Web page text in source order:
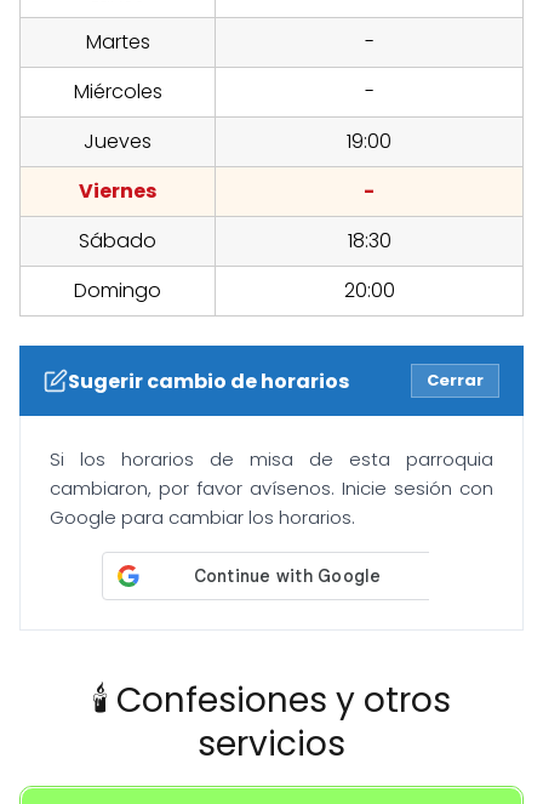
Martes
-
Miércoles
-
Jueves
19:00
Viernes
-
Sábado
18:30
Domingo
20:00
Sugerir cambio de horarios Cerrar
Si los horarios de misa de esta parroquia
cambiaron, por favor avísenos. Inicie sesión con
Google para cambiar los horarios.
🕯️ Confesiones y otros
servicios